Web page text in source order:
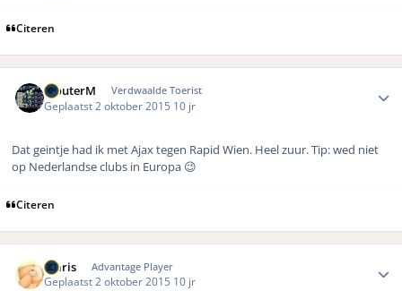
Citeren
WouterM Verdwaalde Toerist
Geplaatst 2 oktober 2015 10 jr
Dat geintje had ik met Ajax tegen Rapid Wien. Heel zuur. Tip: wed niet
op Nederlandse clubs in Europa 😉
Citeren
maris Advantage Player
Geplaatst2 oktober 2015 10 jr